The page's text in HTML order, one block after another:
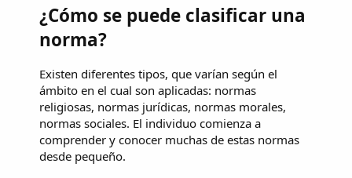
¿Cómo se puede clasificar una
norma?
Existen diferentes tipos, que varían según el
ámbito en el cual son aplicadas: normas
religiosas, normas jurídicas, normas morales,
normas sociales. El individuo comienza a
comprender y conocer muchas de estas normas
desde pequeño.